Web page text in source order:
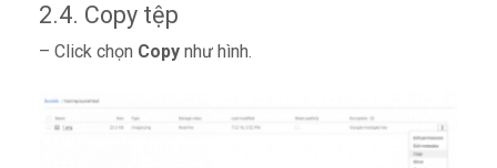
2.4. Copy tệp
– Click chọn Copy như hình.